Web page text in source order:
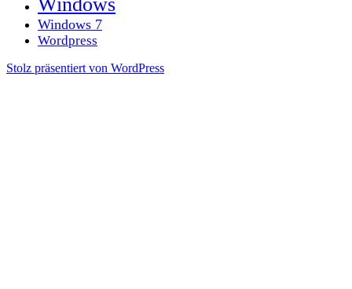
Windows 7
Wordpress
Stolz präsentiert von WordPress